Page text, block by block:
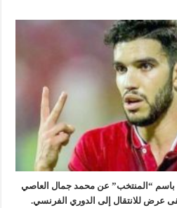
باسم “المنتخب” عن محمد جمال العاصي
عرض للانتقال إلى الدوري الفرنسي.